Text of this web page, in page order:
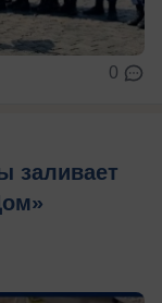
0
заливает